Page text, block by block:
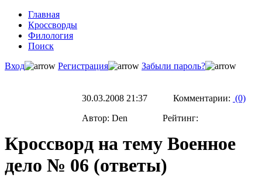
Главная
Кроссворды
Филология
Поиск
Вход
Регистрация Забыли пароль?
30.03.2008 21:37 Комментарии: (0)
Автор: Den Рейтинг:
Кроссворд на тему Военное
дело № 06 (ответы)